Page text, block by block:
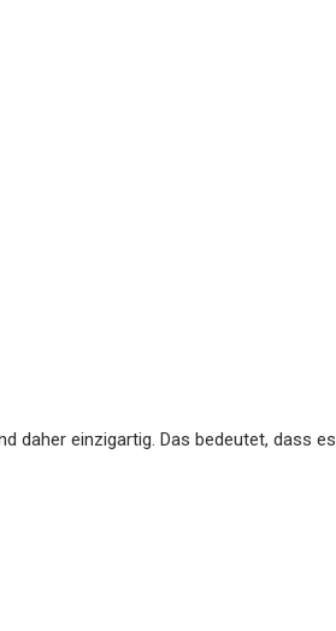
daher einzigartig. Das bedeutet, dass es